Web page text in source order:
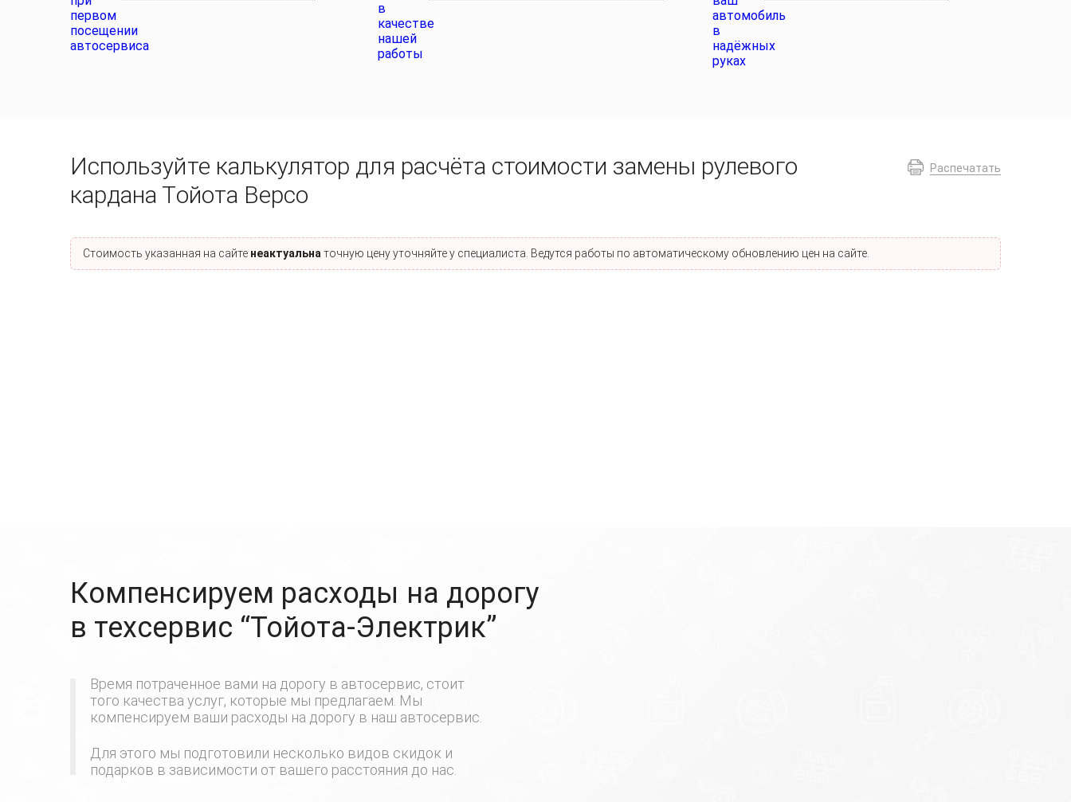
Распечатать
Используйте калькулятор для расчёта стоимости замены рулевого
кардана Тойота Версо
Стоимость указанная на сайте неактуальна точную цену уточняйте у специалиста. Ведутся работы по автоматическому обновлению цен на сайте.
Компенсируем расходы на дорогу
в техсервис “Тойота-Электрик”
Время потраченное вами на дорогу в автосервис, стоит
того качества услуг, которые мы предлагаем. Мы
компенсируем ваши расходы на дорогу в наш автосервис.
Для этого мы подготовили несколько видов скидок и
подарков в зависимости от вашего расстояния до нас.